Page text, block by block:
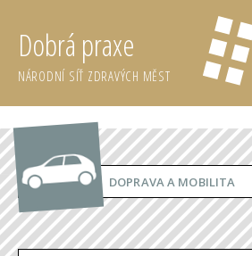
Dobrá praxe
NÁRODNÍ SÍŤ ZDRAVÝCH MĚST
DOPRAVA A MOBILITA